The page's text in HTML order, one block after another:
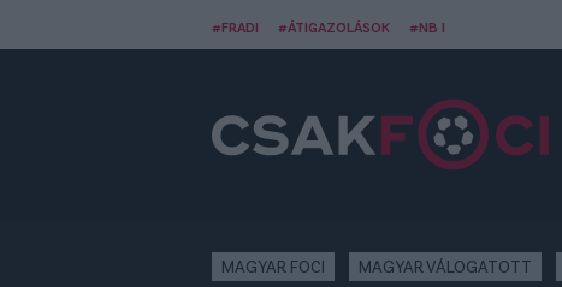
#FRADI #ÁTIGAZOLÁSOK #NB I
MAGYAR FOCI MAGYAR VÁLOGATOTT